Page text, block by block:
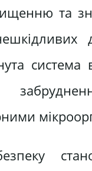
та
система